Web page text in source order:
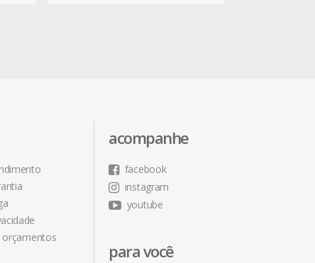
acompanhe
facebook
instagram
youtube
para você